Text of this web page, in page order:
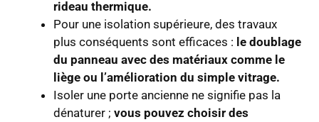
rideau thermique.
Pour une isolation supérieure, des travaux
plus conséquents sont efficaces : le doublage
du panneau avec des matériaux comme le
liège ou l’amélioration du simple vitrage.
Isoler une porte ancienne ne signifie pas la
dénaturer ; vous pouvez choisir des